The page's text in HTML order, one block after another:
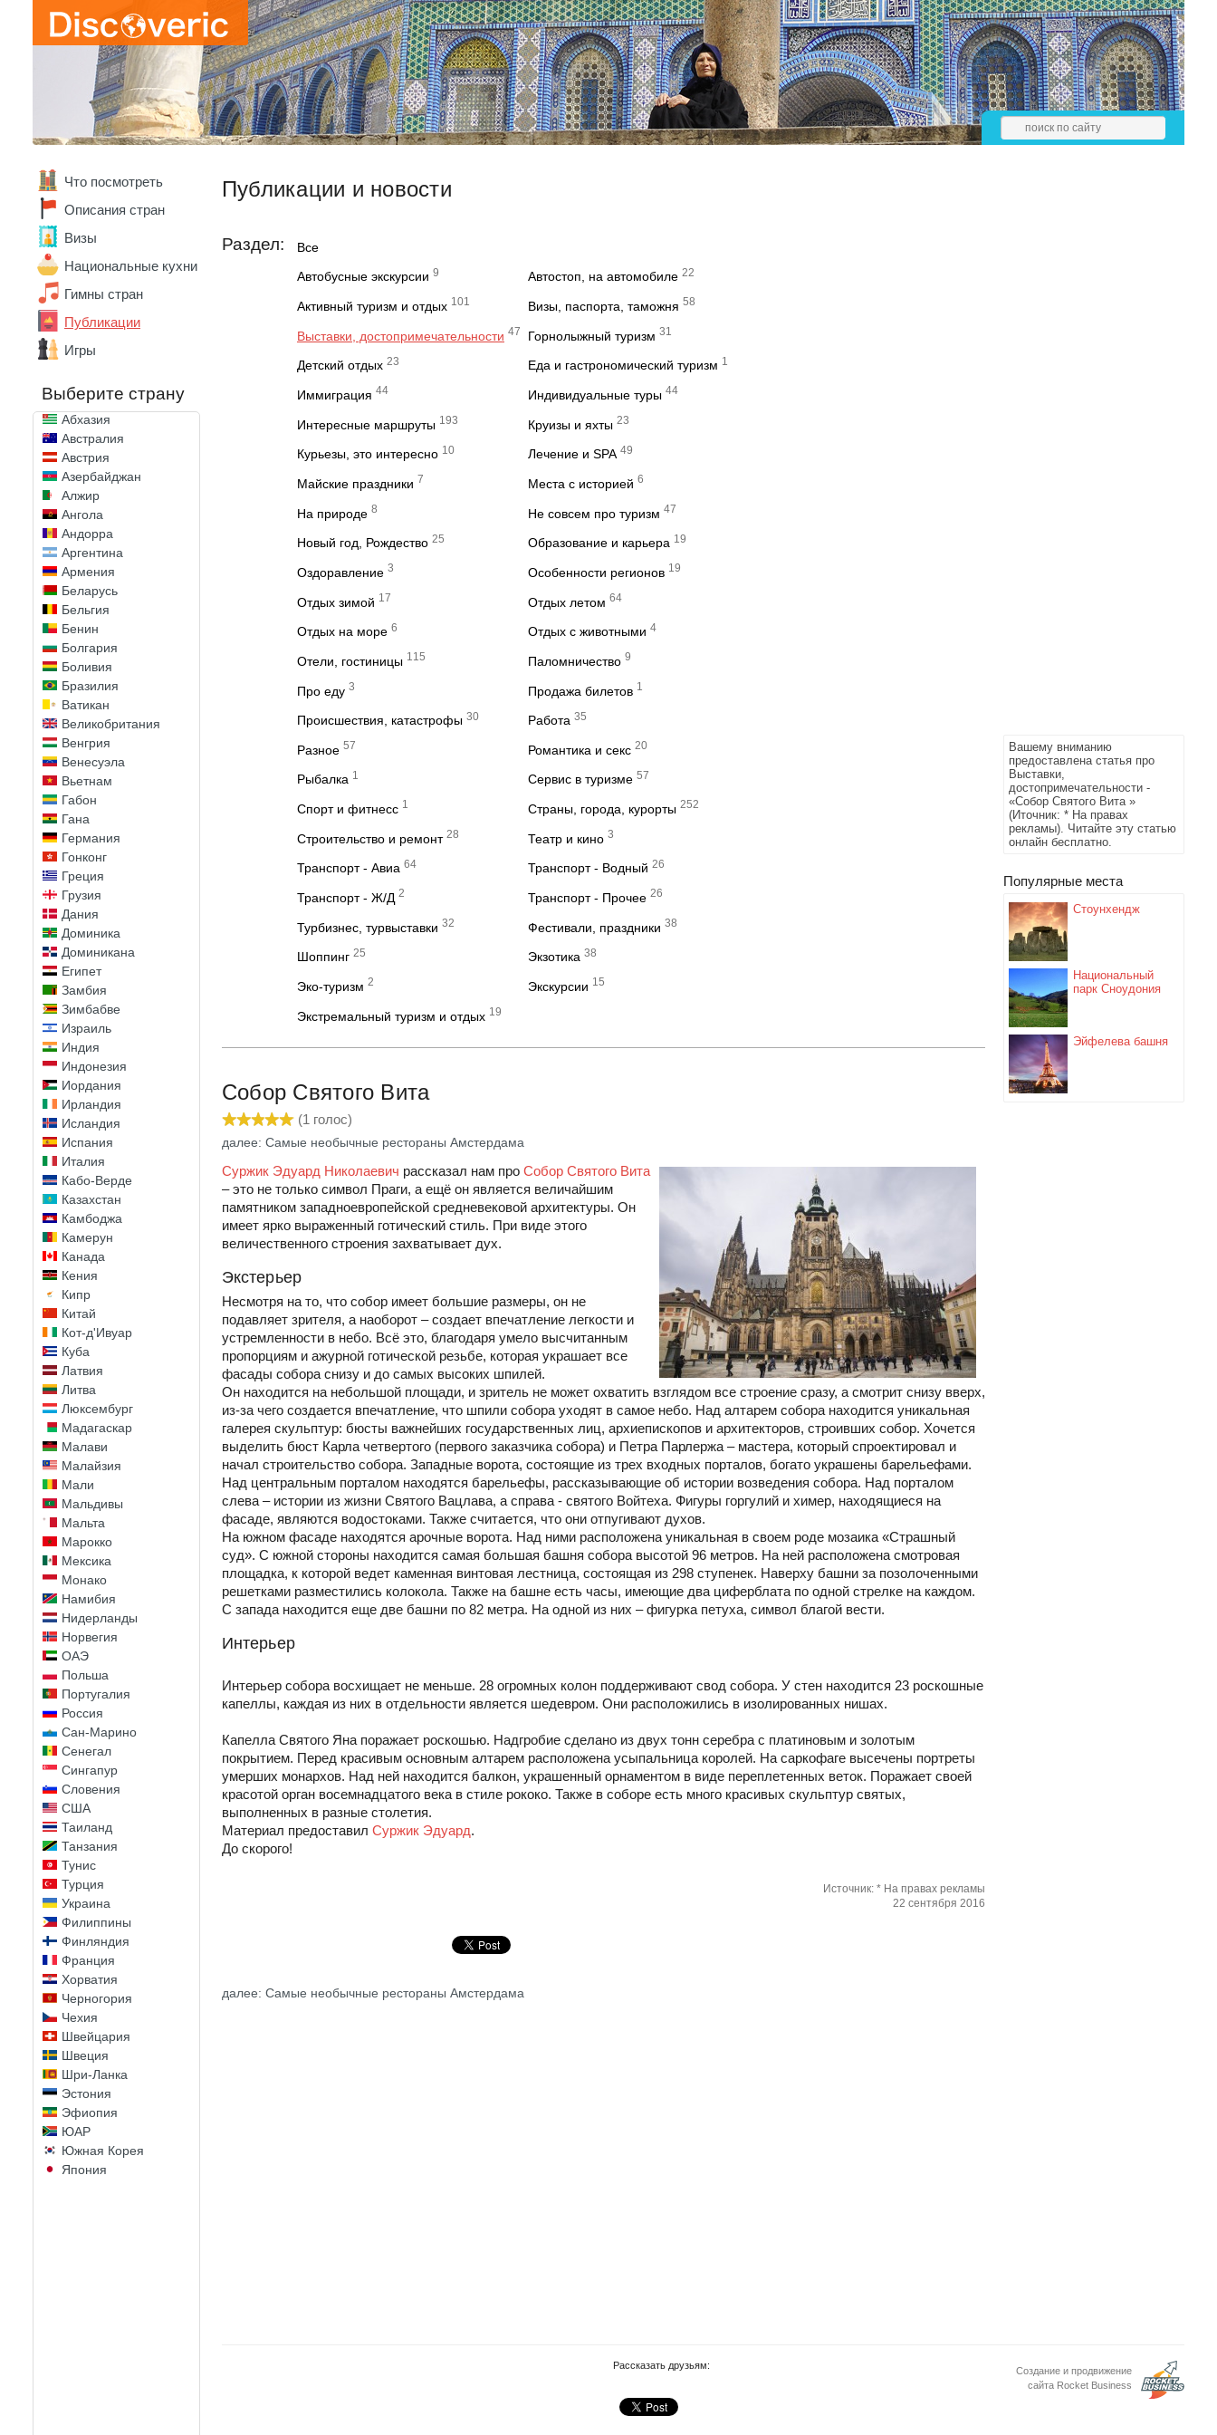
Что посмотреть
Описания стран
Визы
Национальные кухни
Гимны стран
Публикации
Игры
Выберите страну
Абхазия
Австралия
Австрия
Азербайджан
Алжир
Ангола
Андорра
Аргентина
Армения
Беларусь
Бельгия
Бенин
Болгария
Боливия
Бразилия
Ватикан
Великобритания
Венгрия
Венесуэла
Вьетнам
Габон
Гана
Германия
Гонконг
Греция
Грузия
Дания
Доминика
Доминикана
Египет
Замбия
Зимбабве
Израиль
Индия
Индонезия
Иордания
Ирландия
Исландия
Испания
Италия
Кабо-Верде
Казахстан
Камбоджа
Камерун
Канада
Кения
Кипр
Китай
Кот-д'Ивуар
Куба
Латвия
Литва
Люксембург
Мадагаскар
Малави
Малайзия
Мали
Мальдивы
Мальта
Марокко
Мексика
Монако
Намибия
Нидерланды
Норвегия
ОАЭ
Польша
Португалия
Россия
Сан-Марино
Сенегал
Сингапур
Словения
США
Таиланд
Танзания
Тунис
Турция
Украина
Филиппины
Финляндия
Франция
Хорватия
Черногория
Чехия
Швейцария
Швеция
Шри-Ланка
Эстония
Эфиопия
ЮАР
Южная Корея
Япония
Вашему вниманию
предоставлена статья про
Выставки,
достопримечательности -
«Собор Святого Вита »
(Иточник: * На правах
рекламы). Читайте эту статью
онлайн бесплатно.
Популярные места
Стоунхендж
Национальный
парк Сноудония
Эйфелева башня
Публикации и новости
Раздел: Все
Автобусные экскурсии 9 Автостоп, на автомобиле 22
Активный туризм и отдых 101 Визы, паспорта, таможня 58
Выставки, достопримечательности 47 Горнолыжный туризм 31
Детский отдых 23 Еда и гастрономический туризм 1
Иммиграция 44 Индивидуальные туры 44
Интересные маршруты 193 Круизы и яхты 23
Курьезы, это интересно 10 Лечение и SPA 49
Майские праздники 7 Места с историей 6
На природе 8 Не совсем про туризм 47
Новый год, Рождество 25 Образование и карьера 19
Оздоравление 3 Особенности регионов 19
Отдых зимой 17 Отдых летом 64
Отдых на море 6 Отдых с животными 4
Отели, гостиницы 115 Паломничество 9
Про еду 3 Продажа билетов 1
Происшествия, катастрофы 30 Работа 35
Разное 57 Романтика и секс 20
Рыбалка 1 Сервис в туризме 57
Спорт и фитнесс 1 Страны, города, курорты 252
Строительство и ремонт 28 Театр и кино 3
Транспорт - Авиа 64 Транспорт - Водный 26
Транспорт - Ж/Д 2 Транспорт - Прочее 26
Турбизнес, турвыставки 32 Фестивали, праздники 38
Шоппинг 25 Экзотика 38
Эко-туризм 2 Экскурсии 15
Экстремальный туризм и отдых 19
Собор Святого Вита
(1 голос)
далее: Самые необычные рестораны Амстердама
Суржик Эдуард Николаевич рассказал нам про Собор Святого Вита
– это не только символ Праги, а ещё он является величайшим
памятником западноевропейской средневековой архитектуры. Он
имеет ярко выраженный готический стиль. При виде этого
величественного строения захватывает дух.
Экстерьер
Несмотря на то, что собор имеет большие размеры, он не
подавляет зрителя, а наоборот – создает впечатление легкости и
устремленности в небо. Всё это, благодаря умело высчитанным
пропорциям и ажурной готической резьбе, которая украшает все
фасады собора снизу и до самых высоких шпилей.
Он находится на небольшой площади, и зритель не может охватить взглядом все строение сразу, а смотрит снизу вверх,
из-за чего создается впечатление, что шпили собора уходят в самое небо. Над алтарем собора находится уникальная
галерея скульптур: бюсты важнейших государственных лиц, архиепископов и архитекторов, строивших собор. Хочется
выделить бюст Карла четвертого (первого заказчика собора) и Петра Парлержа – мастера, который спроектировал и
начал строительство собора. Западные ворота, состоящие из трех входных порталов, богато украшены барельефами.
Над центральным порталом находятся барельефы, рассказывающие об истории возведения собора. Над порталом
слева – истории из жизни Святого Вацлава, а справа - святого Войтеха. Фигуры горгулий и химер, находящиеся на
фасаде, являются водостоками. Также считается, что они отпугивают духов.
На южном фасаде находятся арочные ворота. Над ними расположена уникальная в своем роде мозаика «Страшный
суд». С южной стороны находится самая большая башня собора высотой 96 метров. На ней расположена смотровая
площадка, к которой ведет каменная винтовая лестница, состоящая из 298 ступенек. Наверху башни за позолоченными
решетками разместились колокола. Также на башне есть часы, имеющие два циферблата по одной стрелке на каждом.
С запада находится еще две башни по 82 метра. На одной из них – фигурка петуха, символ благой вести.
Интерьер
Интерьер собора восхищает не меньше. 28 огромных колон поддерживают свод собора. У стен находится 23 роскошные
капеллы, каждая из них в отдельности является шедевром. Они расположились в изолированных нишах.
Капелла Святого Яна поражает роскошью. Надгробие сделано из двух тонн серебра с платиновым и золотым
покрытием. Перед красивым основным алтарем расположена усыпальница королей. На саркофаге высечены портреты
умерших монархов. Над ней находится балкон, украшенный орнаментом в виде переплетенных веток. Поражает своей
красотой орган восемнадцатого века в стиле рококо. Также в соборе есть много красивых скульптур святых,
выполненных в разные столетия.
Материал предоставил Суржик Эдуард.
До скорого!
Источник: * На правах рекламы
22 сентября 2016
далее: Самые необычные рестораны Амстердама
Создание и продвижение
сайта Rocket Business
Рассказать друзьям: